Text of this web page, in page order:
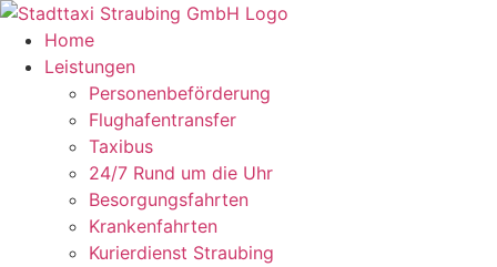
Zum
Inhalt
springen
Home
Leistungen
Personenbeförderung
Flughafentransfer
Taxibus
24/7 Rund um die Uhr
Besorgungsfahrten
Krankenfahrten
Kurierdienst Straubing